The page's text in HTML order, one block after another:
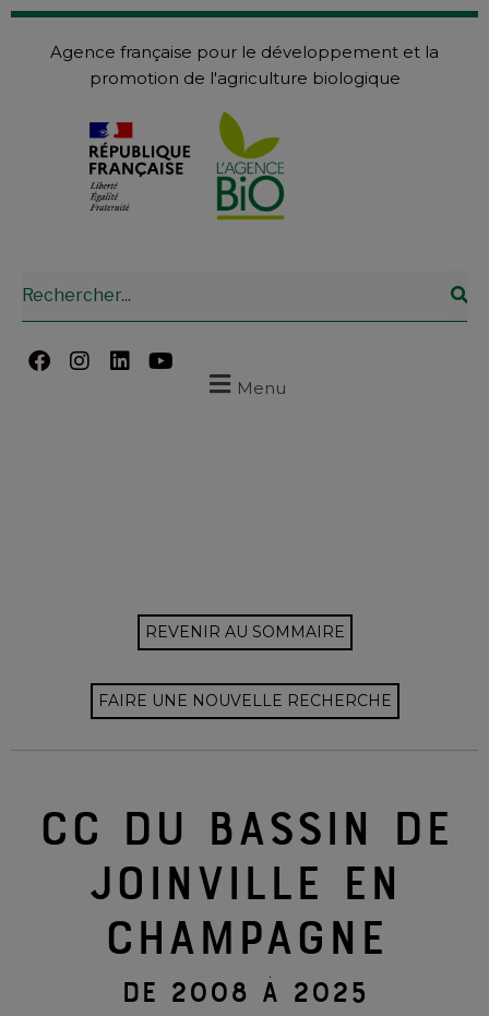
Agence française pour le développement et la
promotion de l'agriculture biologique
Menu
REVENIR AU SOMMAIRE
FAIRE UNE NOUVELLE RECHERCHE
CC DU BASSIN DE
JOINVILLE EN
CHAMPAGNE
DE 2008 À 2025